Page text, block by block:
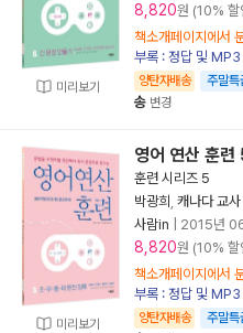
미리보기
8,820원 (10%
책소개페이지에서
부록 : 정답 및 MP3
양탄자배송 주말특
송 변경
미리보기
영어 연산 훈련
훈련 시리즈 5
박광희 캐나다 교
사람in
2015년
8,820원 (10%
책소개페이지에서
부록 : 정답 및 MP3
양탄자배송 주말특